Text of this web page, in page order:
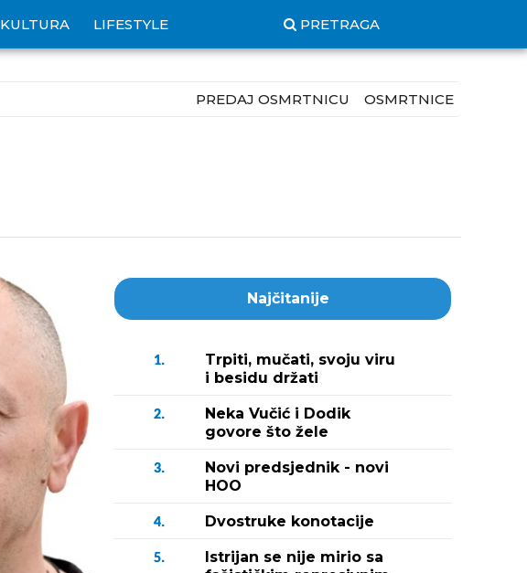
KULTURA LIFESTYLE PRETRAGA
PREDAJ OSMRTNICU OSMRTNICE
Najčitanije
1.
Trpiti, mučati, svoju viru
i besidu držati
2.
Neka Vučić i Dodik
govore što žele
3.
Novi predsjednik - novi
HOO
4. Dvostruke konotacije
5.
Istrijan se nije mirio sa